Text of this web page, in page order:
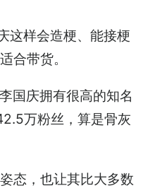
这样会造梗、能接梗
合带货。
国庆拥有很高的知名
万粉丝，算是骨灰
态，也让其比大多数